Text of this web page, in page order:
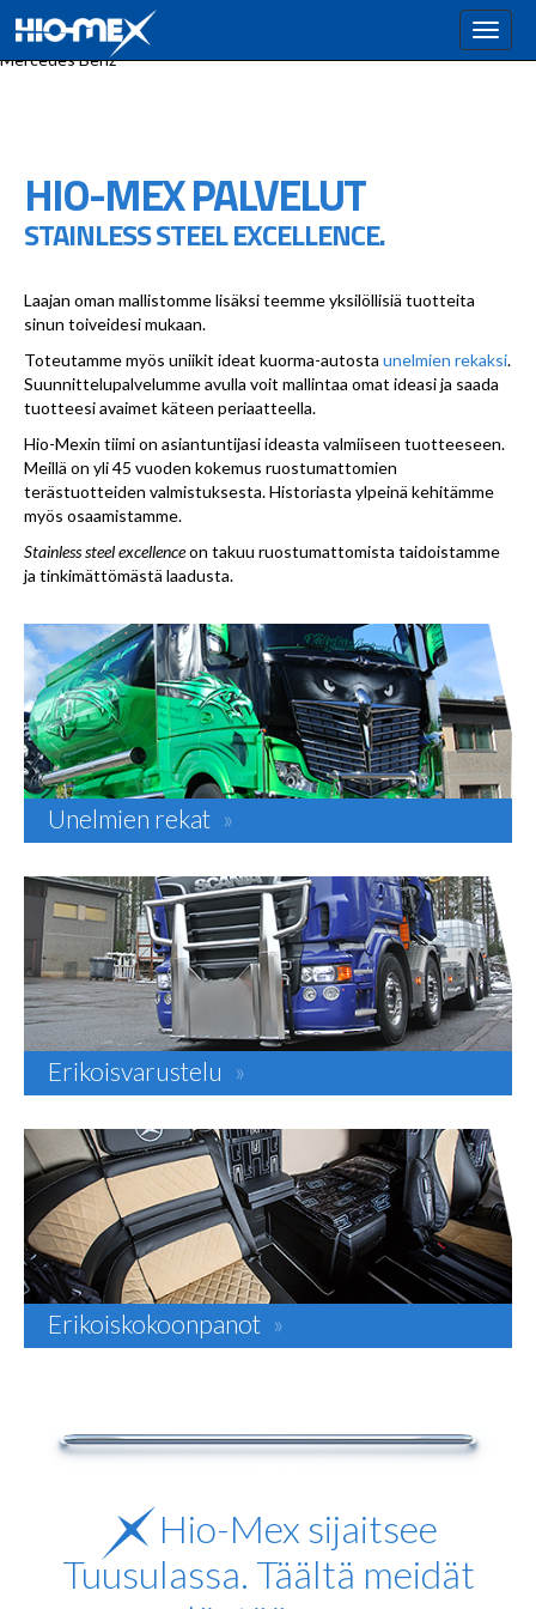
Raskas kalusto, lisävarusteet, erikoisvarustelu, kattovalotelineet,
karjapuskurit, alleajosuojaputket, konseptirekat, unelmien rekat,
Mercedes Benz
Toggle
HIO-MEX PALVELUT
STAINLESS STEEL EXCELLENCE.
Laajan oman mallistomme lisäksi teemme yksilöllisiä tuotteita
sinun toiveidesi mukaan.
Toteutamme myös uniikit ideat kuorma-autosta unelmien rekaksi.
Suunnittelupalvelumme avulla voit mallintaa omat ideasi ja saada
tuotteesi avaimet käteen periaatteella.
Hio-Mexin tiimi on asiantuntijasi ideasta valmiiseen tuotteeseen.
Meillä on yli 45 vuoden kokemus ruostumattomien
terästuotteiden valmistuksesta. Historiasta ylpeinä kehitämme
myös osaamistamme.
Stainless steel excellenceon takuu ruostumattomista taidoistamme
ja tinkimättömästä laadusta.
Unelmien rekat »
Erikoisvarustelu »
Erikoiskokoonpanot »
Hio-Mex sijaitsee
Tuusulassa. Täältä meidät